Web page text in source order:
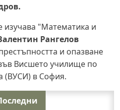
изучава "Математика и
Рангелов
и опазване
Висшето училище по
(ВУСИ) в София.